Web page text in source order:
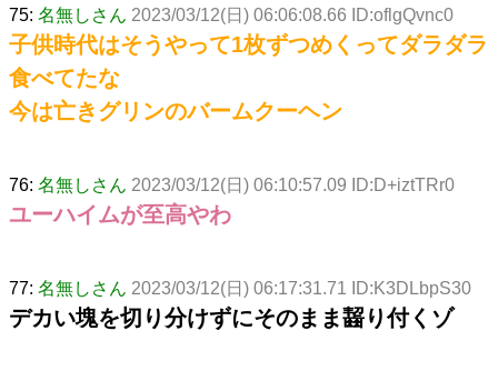
75: 名無しさん 2023/03/12(日) 06:06:08.66 ID:oflgQvnc0
子供時代はそうやって1枚ずつめくってダラダラ
食べてたな
今は亡きグリンのバームクーヘン
76: 名無しさん 2023/03/12(日) 06:10:57.09 ID:D+iztTRr0
ユーハイムが至高やわ
77: 名無しさん 2023/03/12(日) 06:17:31.71 ID:K3DLbpS30
デカい塊を切り分けずにそのまま齧り付くゾ